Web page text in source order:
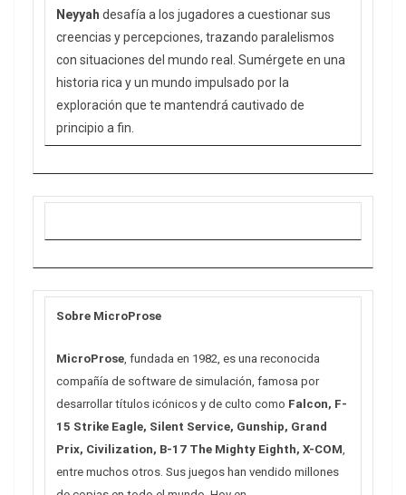
Neyyah desafía a los jugadores a cuestionar sus
creencias y percepciones, trazando paralelismos
con situaciones del mundo real. Sumérgete en una
historia rica y un mundo impulsado por la
exploración que te mantendrá cautivado de
principio a fin.
Sobre MicroProse
MicroProse , fundada en 1982, es una reconocida
compañía de software de simulación, famosa por
desarrollar títulos icónicos y de culto como Falcon, F-
15 Strike Eagle, Silent Service, Gunship, Grand
Prix, Civilization, B-17 The Mighty Eighth, X-COM
entre muchos otros. Sus juegos han vendido millones